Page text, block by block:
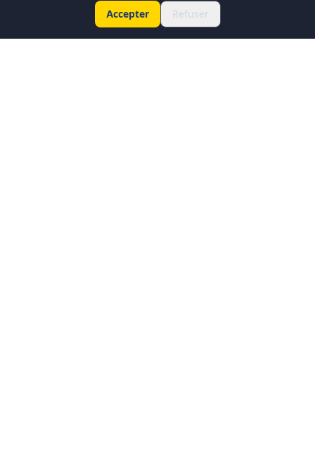
Accepter
Refuser